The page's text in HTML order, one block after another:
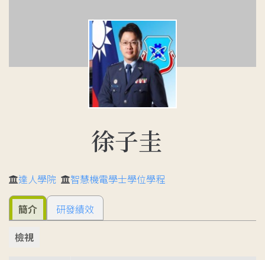
徐子圭
達人學院 智慧機電學士學位學程
簡介
研發績效
檢視